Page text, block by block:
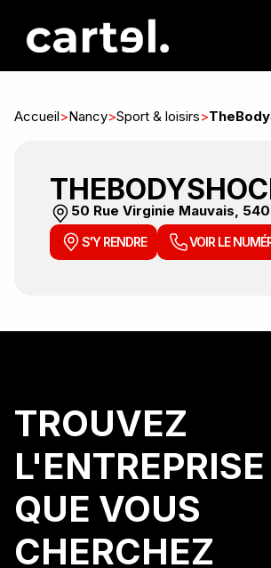
Accueil>Nancy>Sport & loisirs>
50 Rue Virginie Mauvais,
S'Y RENDRE VOIR LE
TROUVEZ
L'ENTREPRISE
QUE VOUS
CHERCHEZ